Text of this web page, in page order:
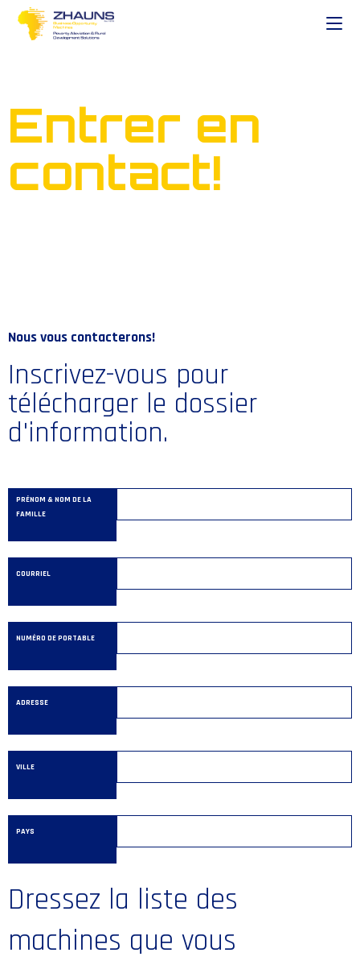
Entrer en
contact!
Nous vous contacterons!
Inscrivez-vous pour
télécharger le dossier
d'information.
PRÉNOM & NOM DE LA
FAMILLE
COURRIEL
NUMÉRO DE PORTABLE
ADRESSE
VILLE
PAYS
Dressez la liste des
machines que vous